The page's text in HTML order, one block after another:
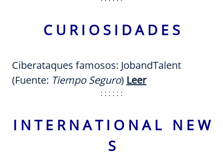
C U R I O S I D A D E S
Ciberataques famosos: JobandTalent
(Fuente: Tiempo Seguro) Leer
: : : : : :
I N T E R N A T I O N A L N E W
S